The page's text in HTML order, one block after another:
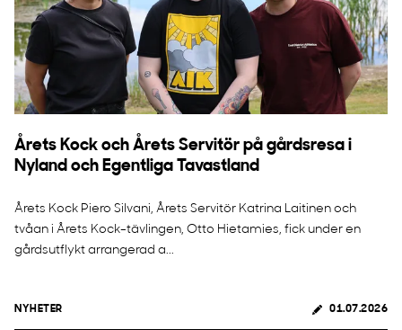
Årets Kock och Årets Servitör på gårdsresa i
Nyland och Egentliga Tavastland
Årets Kock Piero Silvani, Årets Servitör Katrina Laitinen och
tvåan i Årets Kock-tävlingen, Otto Hietamies, fick under en
gårdsutflykt arrangerad a...
NYHETER 01.07.2026